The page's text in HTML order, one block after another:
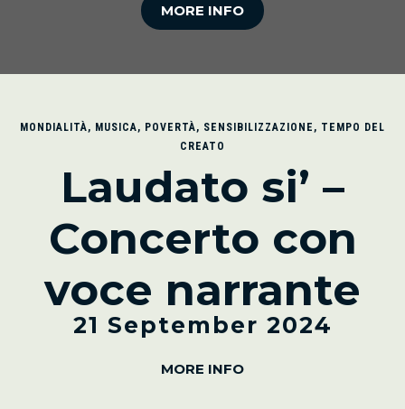
MORE INFO
MONDIALITÀ, MUSICA, POVERTÀ, SENSIBILIZZAZIONE , TEMPO DEL
CREATO
Laudato si’ –
Concerto con
voce narrante
21 September 2024
MORE INFO